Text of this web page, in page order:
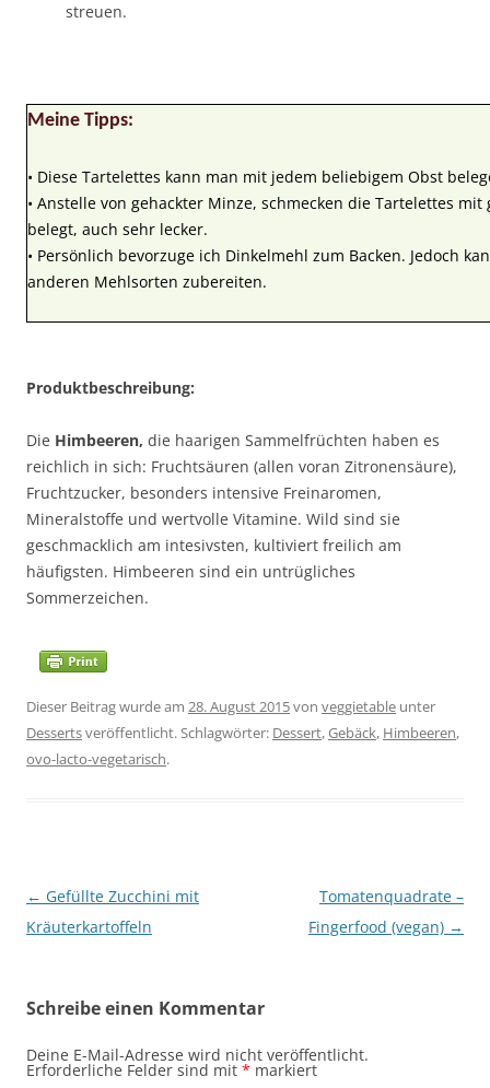
streuen.
Meine Tipps:
• Diese Tartelettes kann man mit jedem beliebigem Obst
• Anstelle von gehackter Minze, schmecken die Tartelettes
belegt, auch sehr lecker.
• Persönlich bevorzuge ich Dinkelmehl zum Backen. Jedoch
anderen Mehlsorten zubereiten.
Produktbeschreibung:
Die Himbeeren, die haarigen Sammelfrüchten haben es
reichlich in sich: Fruchtsäuren (allen voran Zitronensäure),
Fruchtzucker, besonders intensive Freinaromen,
Mineralstoffe und wertvolle Vitamine. Wild sind sie
geschmacklich am intesivsten, kultiviert freilich am
häufigsten. Himbeeren sind ein untrügliches
Sommerzeichen.
Dieser Beitrag wurde am 28. August 2015von veggietable unter
Dessertsveröffentlicht. Schlagwörter: Dessert,Gebäck, Himbeeren,
ovo-lacto-vegetarisch.
Beitragsnavigation
← Gefüllte Zucchini mit
Kräuterkartoffeln
Tomatenquadrate –
Fingerfood (vegan) →
Schreibe einen Kommentar
Deine E-Mail-Adresse wird nicht veröffentlicht.
Erforderliche Felder sind mit * markiert